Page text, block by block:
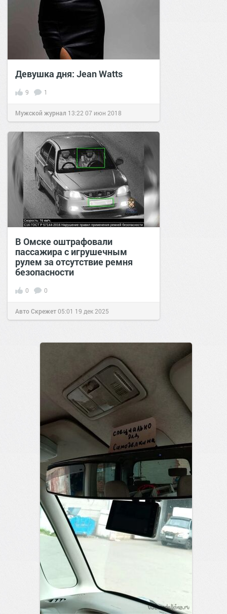
Девушка дня: Jean Watts
9 1
Мужской журнал 13:22 07 июн 2018
В Омске оштрафовали
пассажира с игрушечным
рулем за отсутствие ремня
безопасности
0 0
Авто Скрежет05:01 19 дек 2025